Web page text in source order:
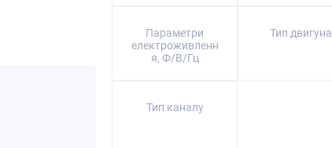
Параметри
електроживленн
я, Ф/В/Гц
Тип двигуна
Тип каналу